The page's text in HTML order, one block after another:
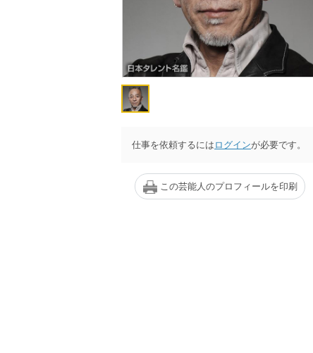
仕事を依頼するには ログインが必要です。
この芸能人のプロフィールを印刷